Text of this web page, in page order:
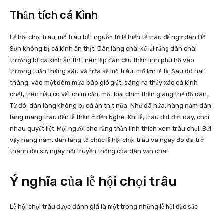
Thần tích cá Kình
Lễ hội chọi trâu, mổ trâu bắt nguồn từ lễ hiến tế trâu để ngư dân Đồ
Sơn không bị cá kình ăn thịt. Dân làng chài kể lại rằng dân chài
thường bị cá kình ăn thịt nên lập đàn cầu thần linh phù hộ vào
thượng tuần tháng sáu và hứa sẽ mổ trâu, mổ lợn lễ tạ. Sau đó hai
tháng, vào một đêm mưa bão gió giật, sáng ra thấy xác cá kình
chết, trên hầu có vết chim cắn, một loại chim thần giáng thế độ dân.
Từ đó, dân làng không bị cá ăn thịt nữa. Như đã hứa, hàng năm dân
làng mang trâu đến lễ thần ở đền Nghè. Khi lễ, trâu dứt đứt dây, chọi
nhau quyết liệt. Mọi người cho rằng thần linh thích xem trâu chọi. Bởi
vậy hàng năm, dân làng tổ chức lễ hội chọi trâu và ngày đó đã trở
thành đại sự, ngày hội truyền thống của dân vạn chài.
Ý nghĩa của lễ hội chọi trâu
Lễ hội chọi trâu được đánh giá là một trong những lễ hội đặc sắc